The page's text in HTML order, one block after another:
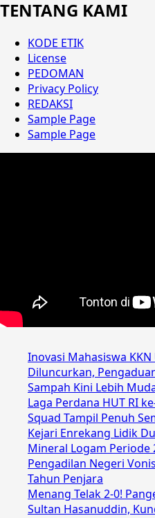
TENTANG KAMI
KODE ETIK
License
PEDOMAN
Privacy Policy
REDAKSI
Sample Page
Sample Page
Inovasi Mahasiswa KKN
Diluncurkan,
Sampah Kini Lebih
Laga Perdana HUT RI
Squad Tampil Penuh
Kejari Enrekang Lidik
Mineral Logam Periode
Pengadilan Negeri
Tahun Penjara
Menang Telak 2-0!
Sultan Hasanuddin,